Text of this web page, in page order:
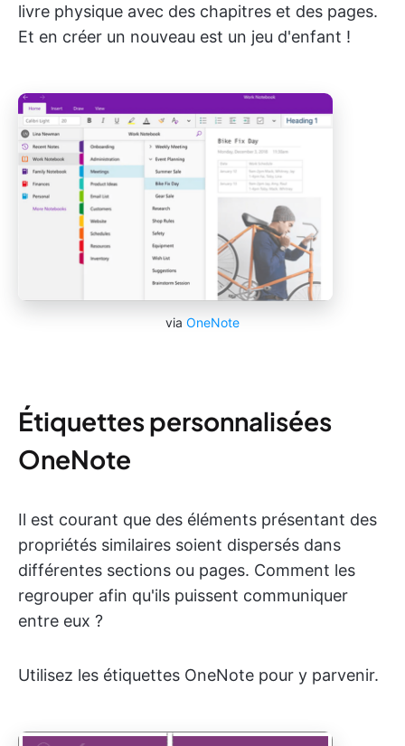
livre physique avec des chapitres et des pages.
Et en créer un nouveau est un jeu d'enfant !
via OneNote
Étiquettes personnalisées
OneNote
Il est courant que des éléments présentant des
propriétés similaires soient dispersés dans
différentes sections ou pages. Comment les
regrouper afin qu'ils puissent communiquer
entre eux ?
Utilisez les étiquettes OneNote pour y parvenir.